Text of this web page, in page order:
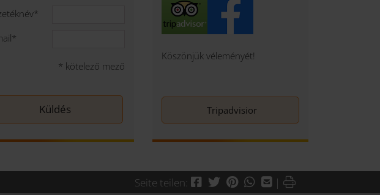
*
*
* kötelező mező
Köszönjük véleményét!
Tripadvisior
Seite teilen: Facebook
Twitter
PinterestWhatsApp
Mail
| Drucken